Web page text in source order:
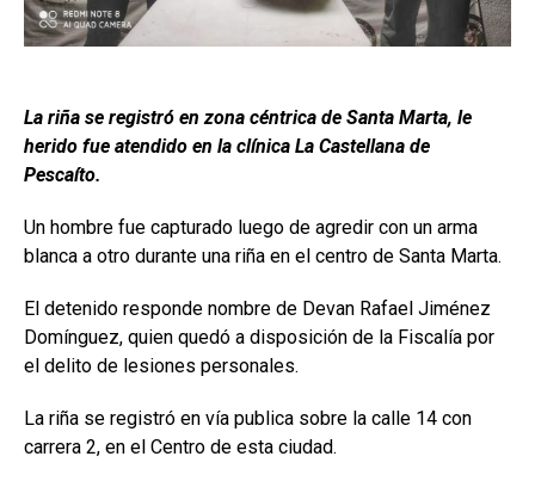
La riña se registró en zona céntrica de Santa Marta, le
herido fue atendido en la clínica La Castellana de
Pescaíto.
Un hombre fue capturado luego de agredir con un arma
blanca a otro durante una riña en el centro de Santa Marta.
El detenido responde nombre de Devan Rafael Jiménez
Domínguez, quien quedó a disposición de la Fiscalía por
el delito de lesiones personales.
La riña se registró en vía publica sobre la calle 14 con
carrera 2, en el Centro de esta ciudad.